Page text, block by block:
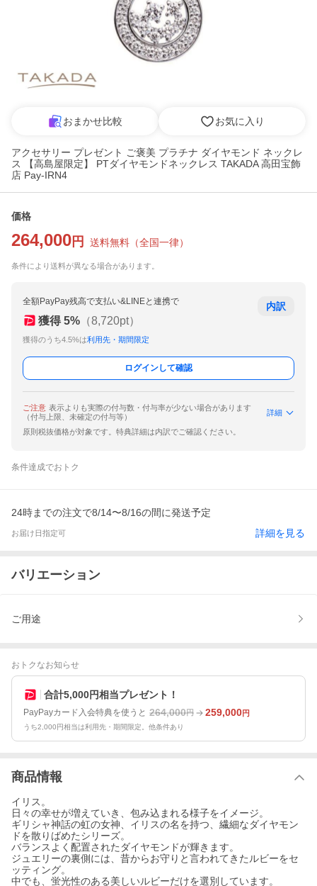
おまかせ比較 お気に入り
アクセサリー プレゼント ご褒美 プラチナ ダイヤモンド ネックレ
ス 【高島屋限定】 PTダイヤモンドネックレス TAKADA 高田宝飾
店 Pay-IRN4
価格
264,000 円 送料無料 （全国一律）
条件により送料が異なる場合があります。
全額PayPay残高で支払い&LINEと連携で
獲得 5% （8,720pt）
獲得のうち4.5%は利用先・期間限定
内訳
ログインして確認
ご注意 表示よりも実際の付与数・付与率が少ない場合があります
（付与上限、未確定の付与等）
詳細
原則税抜価格が対象です。特典詳細は内訳でご確認ください。
条件達成でおトク
24時までの注文で8/14〜8/16の間に発送予定
お届け日指定可 詳細を見る
バリエーション
ご用途
おトクなお知らせ
合計5,000円相当プレゼント！
PayPayカード入会特典を使うと 264,000円 259,000円
うち2,000円相当は利用先・期間限定。他条件あり
商品情報
イリス。
日々の幸せが増えていき、包み込まれる様子をイメージ。
ギリシャ神話の虹の女神、イリスの名を持つ、繊細なダイヤモン
ドを散りばめたシリーズ。
バランスよく配置されたダイヤモンドが輝きます。
ジュエリーの裏側には、昔からお守りと言われてきたルビーをセ
ッティング。
中でも、蛍光性のある美しいルビーだけを選別しています。